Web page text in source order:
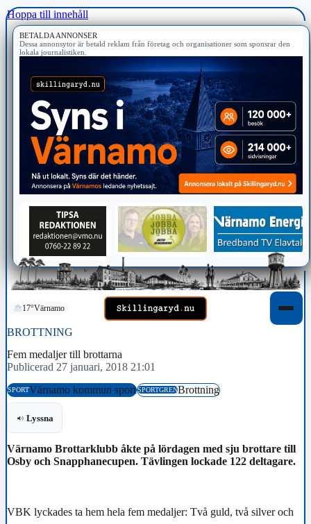
Hoppa till innehåll
BETALDA ANNONSER
Dessa annonsytor är betald reklam från företag och organisationer som sponsrar den
lokala journalistiken.
17°Värnamo
BROTTNING
Fem medaljer till brottarna
Publicerad 27 januari, 2018 21:01
SPORTVärnamo kommun sportSPORTGRENBrottning
Lyssna
Värnamo Brottarklubb åkte på lördagen med sju brottare till
Osby och Snapphanecupen. Tävlingen lockade 122 deltagare.
VBK lyckades ta hem hela fem medaljer: Två guld, två silver och